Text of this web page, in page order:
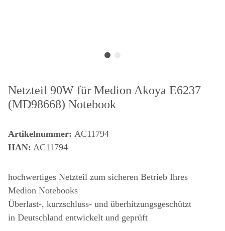
Netzteil 90W für Medion Akoya E6237
(MD98668) Notebook
Artikelnummer: AC11794
HAN: AC11794
hochwertiges Netzteil zum sicheren Betrieb Ihres
Medion Notebooks
Überlast-, kurzschluss- und überhitzungsgeschützt
in Deutschland entwickelt und geprüft